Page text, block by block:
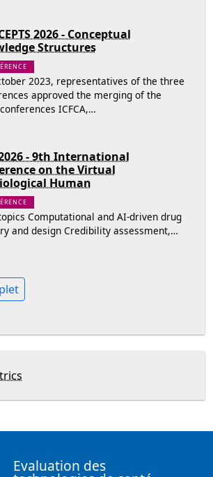
2026 - Conceptual
Structures
2023, representatives of the three
approved the merging of the
ICFCA,…
- 9th International
on the Virtual
Human
Computational and AI-driven drug
and design Credibility assessment,…
Evaluation des